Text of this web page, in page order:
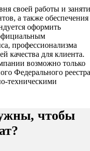
своей работы и
а также обеспечения
оформить
профессионализма
качества для клиента.
возможно только
Федерального
техническими
чтобы